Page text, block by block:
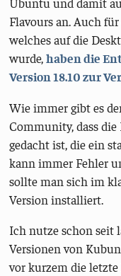
Flavours an. Auch
welches auf die
wurde,haben die
Version 18.10 zur
Wie immer gibt es
Community, dass
gedacht ist, die ein
kann immer Fehler
sollte man sich im
Version installiert.
Ich nutze schon seit
Versionen von
vor kurzem die letzte